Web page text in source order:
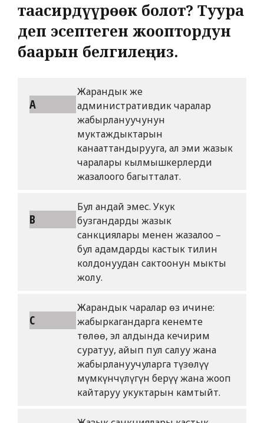
таасирдүүрөөк болот? Туура
деп эсептеген жооптордун
баарын белгилеңиз.
A
Жарандык же
административдик чаралар
жабырлануучунун
муктаждыктарын
канааттандырууга, ал эми жазык
чаралары кылмышкерлерди
жазалоого багытталат.
B
Бул андай эмес. Укук
бузгандарды жазык
санкциялары менен жазалоо –
бул адамдарды кастык тилин
колдонуудан сактоонун мыкты
жолу.
C
Жарандык чаралар өз ичине:
жабыркагандарга кенемте
төлөө, эл алдында кечирим
суратуу, айып пул салуу жана
жабырлануучуларга түзөлүү
мүмкүнчүлүгүн берүү жана жооп
кайтаруу укуктарын камтыйт.